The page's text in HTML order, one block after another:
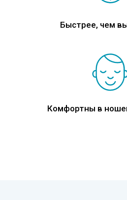
Быстрее, чем
Комфортны в